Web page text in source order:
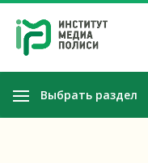
Выбрать раздел